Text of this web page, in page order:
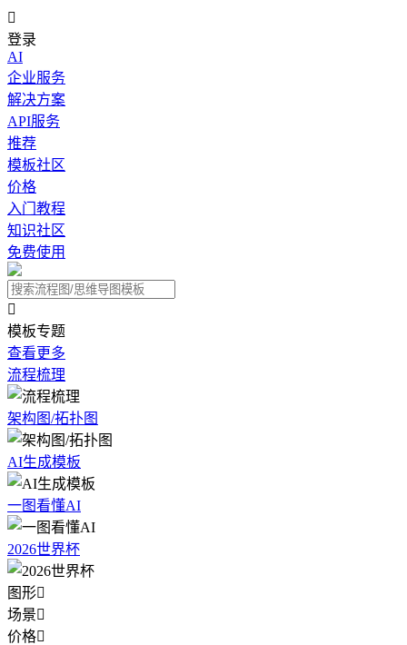

登录
AI
企业服务
解决方案
API服务
推荐
模板社区
价格
入门教程
知识社区
免费使用

模板专题
查看更多
流程梳理
架构图/拓扑图
AI生成模板
一图看懂AI
2026世界杯
图形
场景
价格